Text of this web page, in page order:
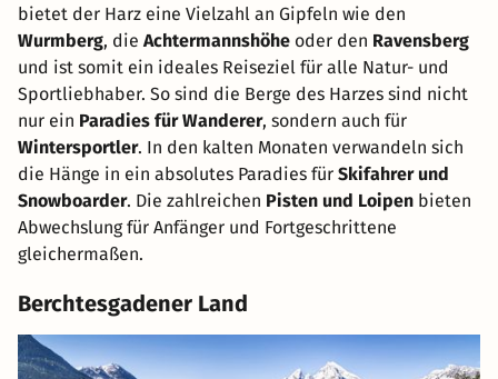
bietet der Harz eine Vielzahl an Gipfeln wie den
Wurmberg, die Achtermannshöhe oder den Ravensberg
und ist somit ein ideales Reiseziel für alle Natur- und
Sportliebhaber. So sind die Berge des Harzes sind nicht
nur ein Paradies für Wanderer, sondern auch für
Wintersportler. In den kalten Monaten verwandeln sich
die Hänge in ein absolutes Paradies für Skifahrer und
Snowboarder. Die zahlreichen Pisten und Loipen bieten
Abwechslung für Anfänger und Fortgeschrittene
gleichermaßen.
Berchtesgadener Land